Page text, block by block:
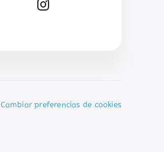
Cambiar preferencias de cookies